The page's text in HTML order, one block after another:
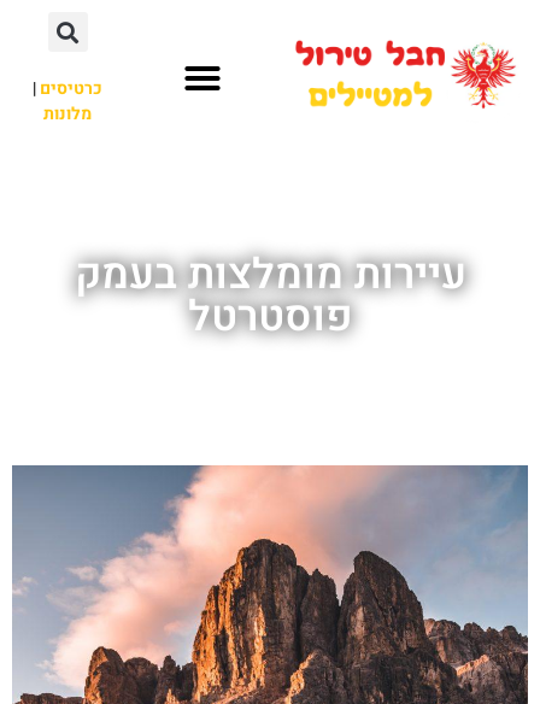
כרטיסים|
מלונות
עיירות מומלצות בעמק
פוסטרטל